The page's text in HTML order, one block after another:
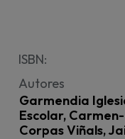
ISBN:
Autores
Garmendia
Escolar,
Corpas Viñals,